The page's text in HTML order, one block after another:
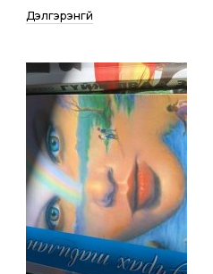
Дэлгэрэнгүй